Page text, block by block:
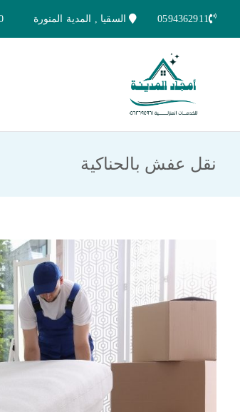
0594362911 السقيا , المدية المنورة
نقل عفش بالحناكية